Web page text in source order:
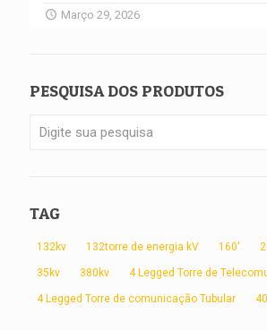
Março 29, 2026
PESQUISA DOS PRODUTOS
TAG
132kv 132torre de energia kV 160'
35kv 380kv 4 Legged Torre de
4 Legged Torre de comunicação Tubular